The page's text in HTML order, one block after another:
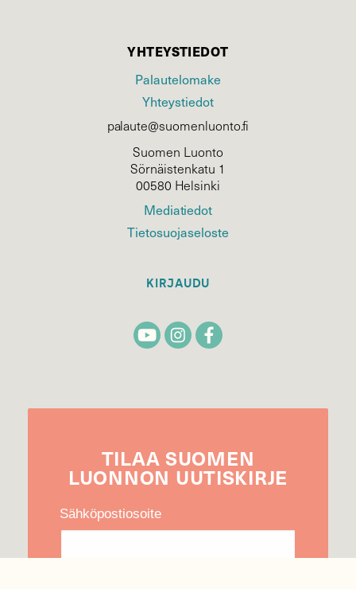
YHTEYSTIEDOT
Palautelomake
Yhteystiedot
palaute@suomenluonto.fi
Suomen Luonto
Sörnäistenkatu 1
00580 Helsinki
Mediatiedot
Tietosuojaseloste
KIRJAUDU
TILAA SUOMEN
LUONNON UUTIS­KIRJE
Sähköpostiosoite